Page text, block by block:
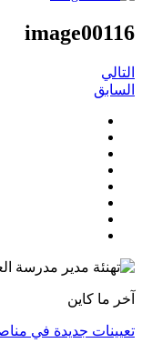
image00116
التالي
السابق
آخر ما كاين
تعيينات جديدة في